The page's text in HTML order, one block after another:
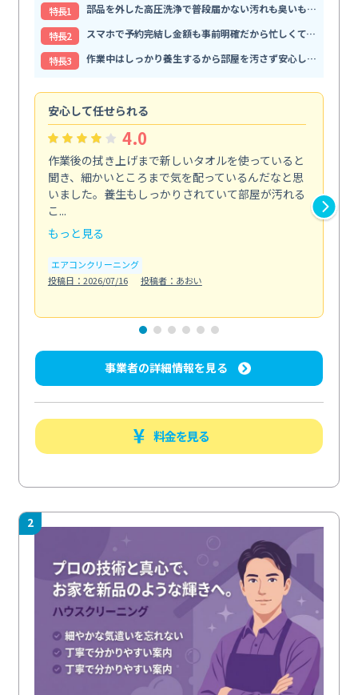
特⻑1
部品を外した高圧洗浄で普段届かない汚れも臭いもすっきり解消
特⻑2
スマホで予約完結し金額も事前明確だから忙しくても頼みやすい
特⻑3
作業中はしっかり養生するから部屋を汚さず安心して任せられる
安心して任せられる
4.0
作業後の拭き上げまで新しいタオルを使っていると
聞き、細かいところまで気を配っているんだなと思
いました。養生もしっかりされていて部屋が汚れる
こ...
もっと見る
エアコンクリーニング
投稿日：2026/07/16
投稿者：あおい
事業者の詳細情報を見る
料金を見る
2